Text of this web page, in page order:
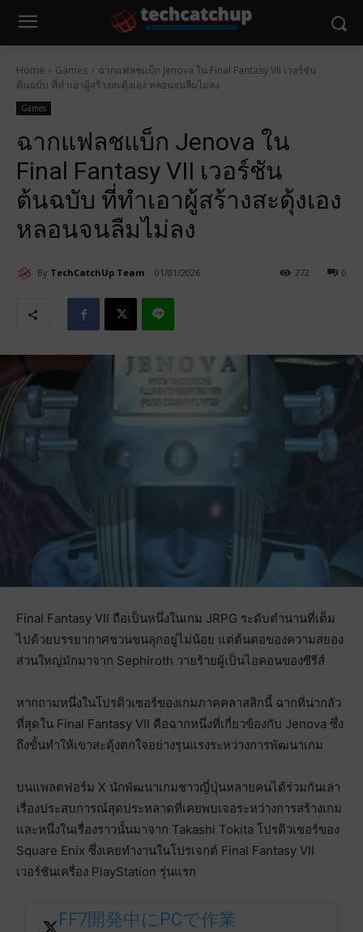
Home Games
ฉากแฟลชแบ็ก Jenova ใน Final Fantasy VII เวอร์ชัน
ต้นฉบับ ที่ทำเอาผู้สร้างสะดุ้งเอง หลอนจนลืมไม่ลง
Games
ฉากแฟลชแบ็ก Jenova ใน
Final Fantasy VII เวอร์ชัน
ต้นฉบับ ที่ทำเอาผู้สร้างสะดุ้งเอง
หลอนจนลืมไม่ลง
By TechCatchUp Team 01/01/2026 0
272
Final Fantasy VII ถือเป็นหนึ่งในเกม JRPG ระดับตำนานที่เต็ม
ไปด้วยบรรยากาศชวนขนลุกอยู่ไม่น้อย แต่ต้นตอของความสยอง
ส่วนใหญ่มักมาจาก Sephiroth วายร้ายผู้เป็นไอคอนของซีรีส์
หากถามหนึ่งในโปรดิวเซอร์ของเกมภาคคลาสสิกนี้ ฉากที่น่ากลัว
ที่สุดใน Final Fantasy VII คือฉากหนึ่งที่เกี่ยวข้องกับ Jenova ซึ่ง
ถึงขั้นทำให้เขาสะดุ้งตกใจอย่างรุนแรงระหว่างการพัฒนาเกม
บนแพลตฟอร์ม X นักพัฒนาเกมชาวญี่ปุ่นหลายคนได้ร่วมกันเล่า
เรื่องประสบการณ์สุดประหลาดที่เคยพบเจอระหว่างการสร้างเกม
และหนึ่งในเรื่องราวนั้นมาจาก Takashi Tokita โปรดิวเซอร์ของ
Square Enix ซึ่งเคยทำงานในโปรเจกต์ Final Fantasy VII
เวอร์ชันเครื่อง PlayStation รุ่นแรก
FF7開発中にPCで作業